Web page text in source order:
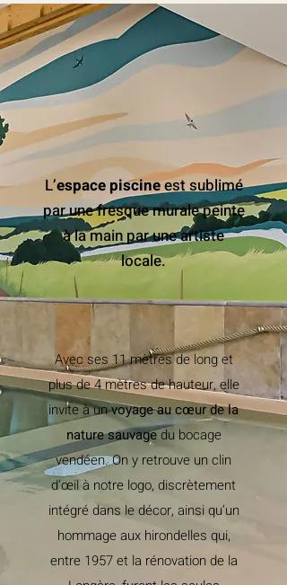
L’espace piscineest sublimé
par une fresque murale peinte
à la main par une artiste
locale.
Avec ses 11 mètres de long et
plus de 4 mètres de hauteur, elle
invite à unvoyage au cœur de la
nature sauvagedu bocage
vendéen. On y retrouve un clin
d’œil à notre logo, discrètement
intégré dans le décor, ainsi qu’un
hommage aux hirondelles qui,
entre 1957 et la rénovation de la